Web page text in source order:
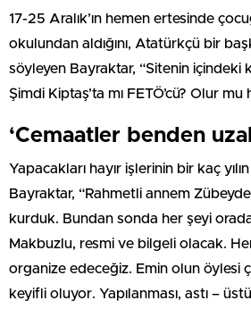
17-25 Aralık’ın hemen ertesinde
okulundan aldığını, Atatürkçü bir
söyleyen Bayraktar, “Sitenin içindeki
Şimdi Kiptaş’ta mı FETÖ’cü? Olur
‘Cemaatler benden
Yapacakları hayır işlerinin bir kaç
Bayraktar, “Rahmetli annem Zübeyde
kurduk. Bundan sonda her şeyi
Makbuzlu, resmi ve bilgeli olacak.
organize edeceğiz. Emin olun öylesi
keyifli oluyor. Yapılanması, astı –